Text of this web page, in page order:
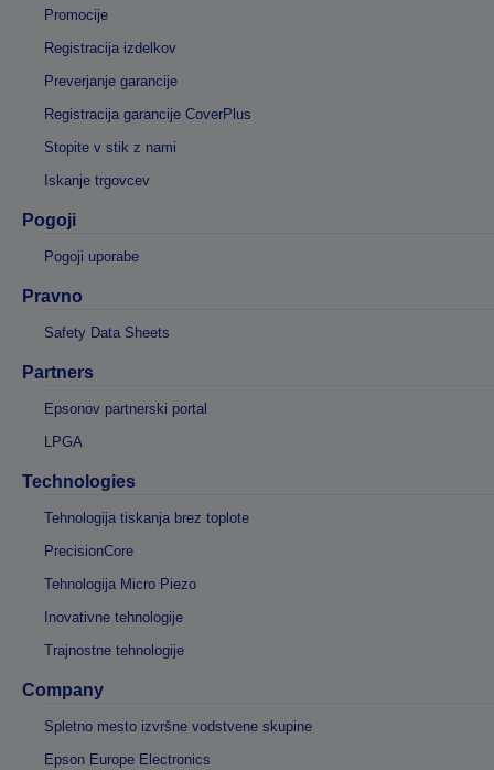
Promocije
Registracija izdelkov
Preverjanje garancije
Registracija garancije CoverPlus
Stopite v stik z nami
Iskanje trgovcev
Pogoji
Pogoji uporabe
Pravno
Safety Data Sheets
Partners
Epsonov partnerski portal
LPGA
Technologies
Tehnologija tiskanja brez toplote
PrecisionCore
Tehnologija Micro Piezo
Inovativne tehnologije
Trajnostne tehnologije
Company
Spletno mesto izvršne vodstvene skupine
Epson Europe Electronics